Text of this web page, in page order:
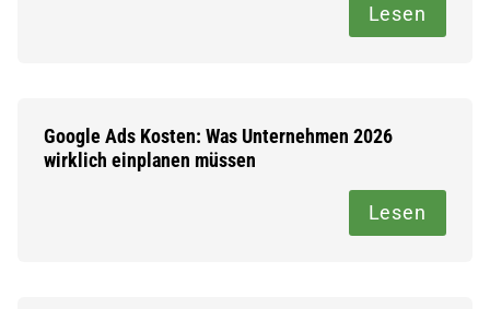
Lesen
Google Ads Kosten: Was Unternehmen 2026
wirklich einplanen müssen
Lesen